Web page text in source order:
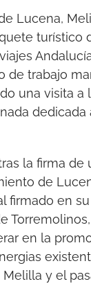
Lucena,
turístico
de trabajo
una visita a
la firma de
de
firmado en
en la
y el